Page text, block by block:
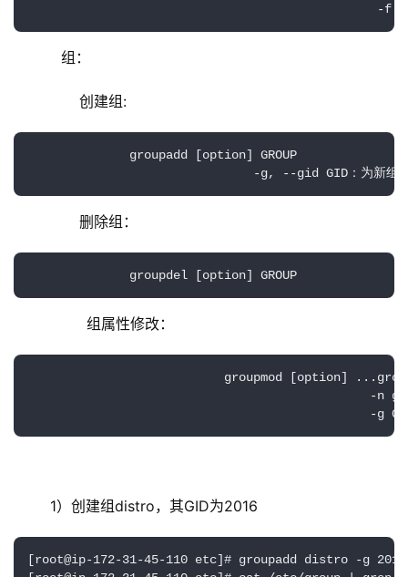
-f INACTIVE:指定非
组：
创建组:
groupadd [option] GROUP
-g, --gid GID：为新组使用
删除组：
groupdel [option] GROUP
组属性修改：
groupmod
-n gruop-name：
-g GID：新的
1）创建组distro，其GID为2016
[root@ip-172-31-45-110 etc]# groupadd distro -g 2016